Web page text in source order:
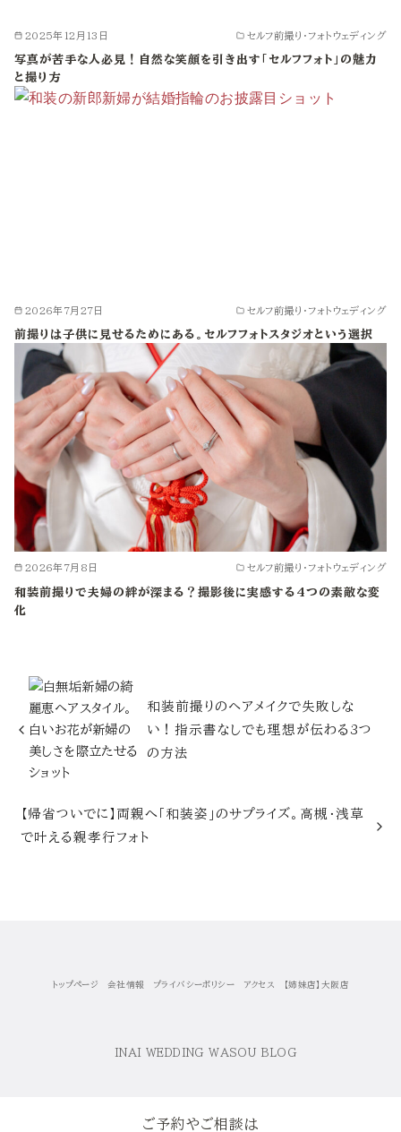
2025年12月13日 セルフ前撮り・フォトウェディング
写真が苦手な人必見！自然な笑顔を引き出す「セルフフォト」の魅力
と撮り方
2026年7月27日 セルフ前撮り・フォトウェディング
前撮りは子供に見せるためにある。セルフフォトスタジオという選択
2026年7月8日 セルフ前撮り・フォトウェディング
和装前撮りで夫婦の絆が深まる？撮影後に実感する4つの素敵な変
化
和装前撮りのヘアメイクで失敗しな
い！指示書なしでも理想が伝わる3つ
の方法
【帰省ついでに】両親へ「和装姿」のサプライズ。高槻・浅草
で叶える親孝行フォト
トップページ 会社情報 プライバシーポリシー アクセス 【姉妹店】大阪店
ご予約やご相談は